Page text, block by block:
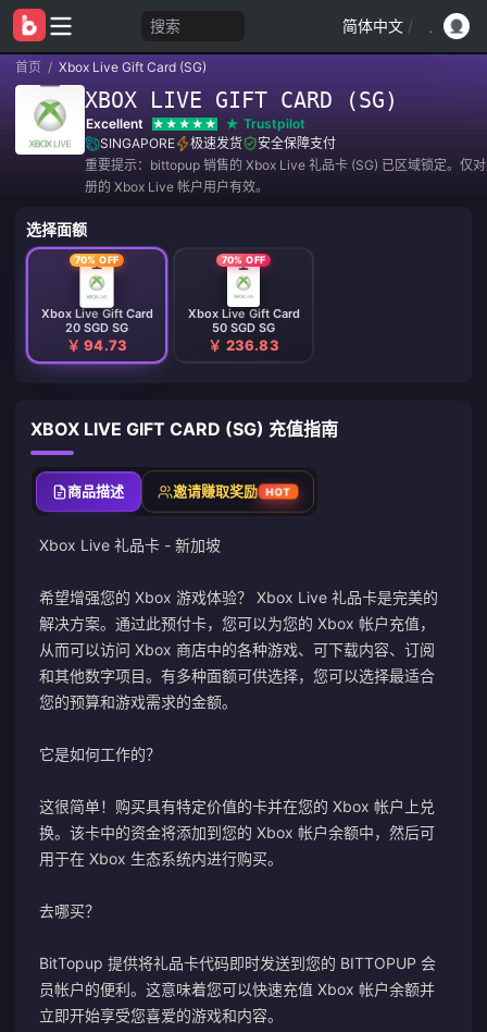
搜索 简体中文 /
首页 / Xbox Live Gift Card (SG)
XBOX LIVE GIFT CARD (SG)
Excellent
Trustpilot
SINGAPORE
极速发货
安全保障支付
重要提示：bittopup 销售的 Xbox Live 礼品卡 (SG) 已区域锁定。仅
册的 Xbox Live 帐户用户有效。
选择面额
70% OFF
Xbox Live Gift Card
20 SGD SG
￥ 94.73
70% OFF
Xbox Live Gift Card
50 SGD SG
￥ 236.83
XBOX LIVE GIFT CARD (SG) 充值指南
商品描述 邀请赚取奖励 HOT
Xbox Live 礼品卡 - 新加坡
希望增强您的 Xbox 游戏体验？ Xbox Live 礼品卡是完美的
解决方案。通过此预付卡，您可以为您的 Xbox 帐户充值，
从而可以访问 Xbox 商店中的各种游戏、可下载内容、订阅
和其他数字项目。有多种面额可供选择，您可以选择最适合
您的预算和游戏需求的金额。
它是如何工作的？
这很简单！购买具有特定价值的卡并在您的 Xbox 帐户上兑
换。该卡中的资金将添加到您的 Xbox 帐户余额中，然后可
用于在 Xbox 生态系统内进行购买。
去哪买？
BitTopup 提供将​​礼品卡代码即时发送到您的 BITTOPUP 会
员帐户的便利。这意味着您可以快速充值 Xbox 帐户余额并
立即开始享受您喜爱的游戏和内容。